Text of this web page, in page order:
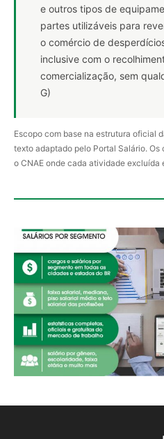
e outros tipos de
partes utilizáveis para
o comércio de
inclusive com o
comercialização, sem
G)
Escopo com base na estrutura oficial
texto adaptado pelo Portal Salário.
o CNAE onde cada atividade excluída